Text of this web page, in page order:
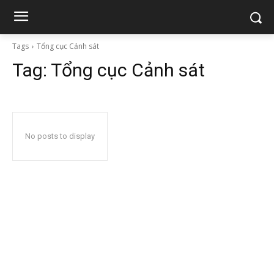
Tags Tổng cục Cảnh sát
Tag: Tổng cục Cảnh sát
No posts to display